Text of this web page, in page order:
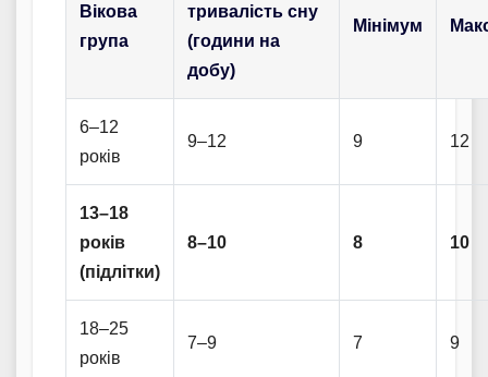
Вікова
група
тривалість сну
(години на
добу)
Мінімум
6–12
років
9–12 9 12
13–18
років
(підлітки)
8–10 8 10
18–25
років
7–9 7 9